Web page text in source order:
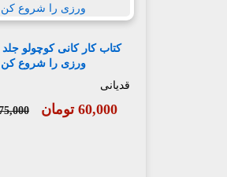
ورزی را شروع کن
قدیانی
60,000 تومان 75,000